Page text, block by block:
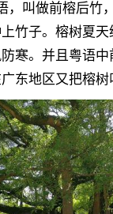
，叫做前榕后竹
竹子。榕树夏天
寒。并且粤语
东地区又把榕树